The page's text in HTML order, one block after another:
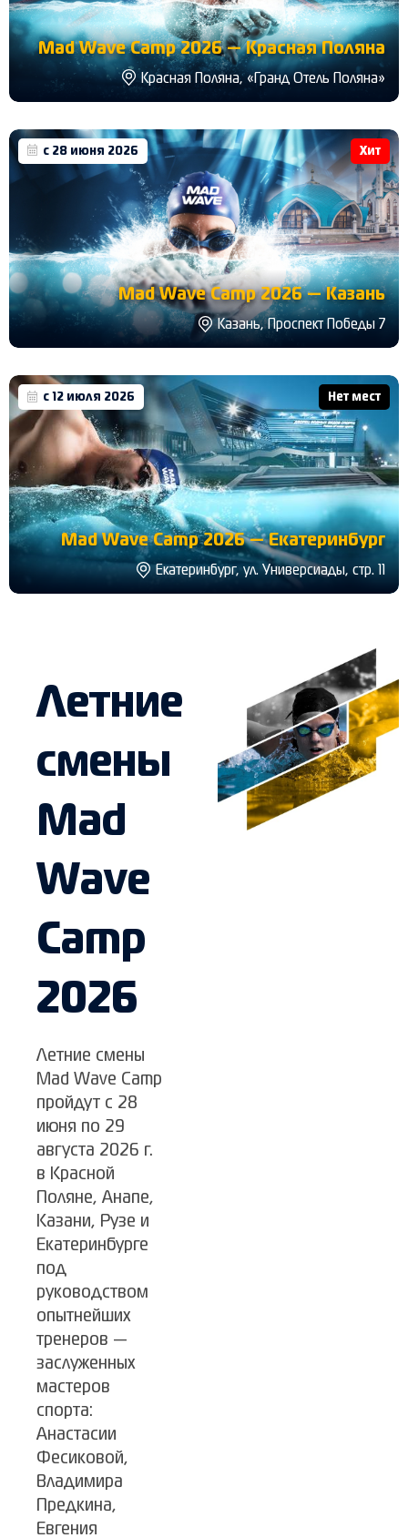
Mad Wave Camp 2026 — Красная Поляна
Красная Поляна, «Гранд Отель Поляна»
с 28 июня 2026 Хит
Mad Wave Camp 2026 — Казань
Казань, Проспект Победы 7
с 12 июля 2026 Нет мест
Mad Wave Camp 2026 — Екатеринбург
Екатеринбург, ул. Универсиады, стр. 11
Летние
смены
Mad
Wave
Camp
2026
Летние смены
Mad Wave Camp
пройдут с 28
июня по 29
августа 2026 г.
в Красной
Поляне, Анапе,
Казани, Рузе и
Екатеринбурге
под
руководством
опытнейших
тренеров —
заслуженных
мастеров
спорта:
Анастасии
Фесиковой,
Владимира
Предкина,
Евгения